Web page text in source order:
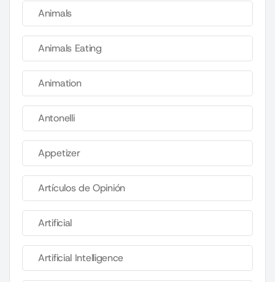
Animals
Animals Eating
Animation
Antonelli
Appetizer
Artículos de Opinión
Artificial
Artificial Intelligence